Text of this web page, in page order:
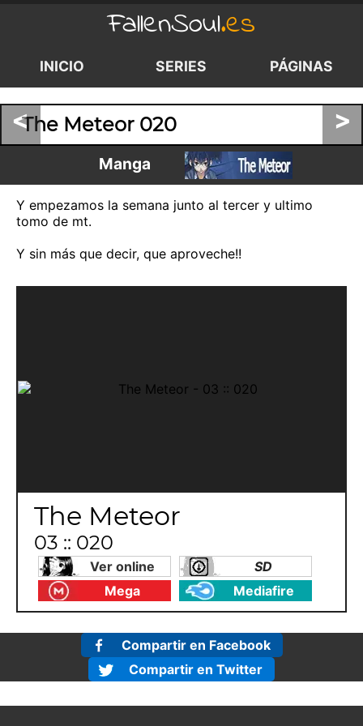
FallenSoul.es
INICIO SERIES PÁGINAS
< >
The Meteor 020
Manga
Y empezamos la semana junto al tercer y ultimo
tomo de mt.
Y sin más que decir, que aproveche!!
The Meteor
03 :: 020
Ver online
SD
Mega
Mediafire
Compartir en Facebook
Compartir en Twitter